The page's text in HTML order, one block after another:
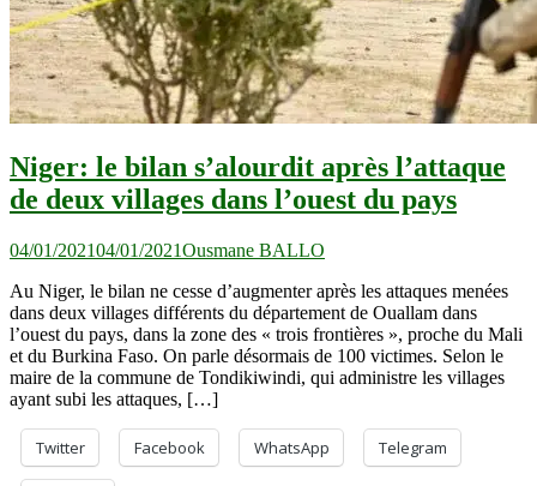
Niger: le bilan s’alourdit après l’attaque
de deux villages dans l’ouest du pays
04/01/202104/01/2021Ousmane BALLO
Au Niger, le bilan ne cesse d’augmenter après les attaques menées
dans deux villages différents du département de Ouallam dans
l’ouest du pays, dans la zone des « trois frontières », proche du Mali
et du Burkina Faso. On parle désormais de 100 victimes. Selon le
maire de la commune de Tondikiwindi, qui administre les villages
ayant subi les attaques, […]
Twitter Facebook WhatsApp Telegram